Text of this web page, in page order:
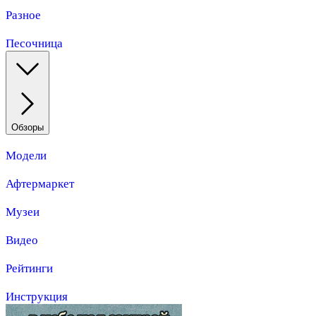
Разное
Песочница
Обзоры
Модели
Афтермаркет
Музеи
Видео
Рейтинги
Инструкция